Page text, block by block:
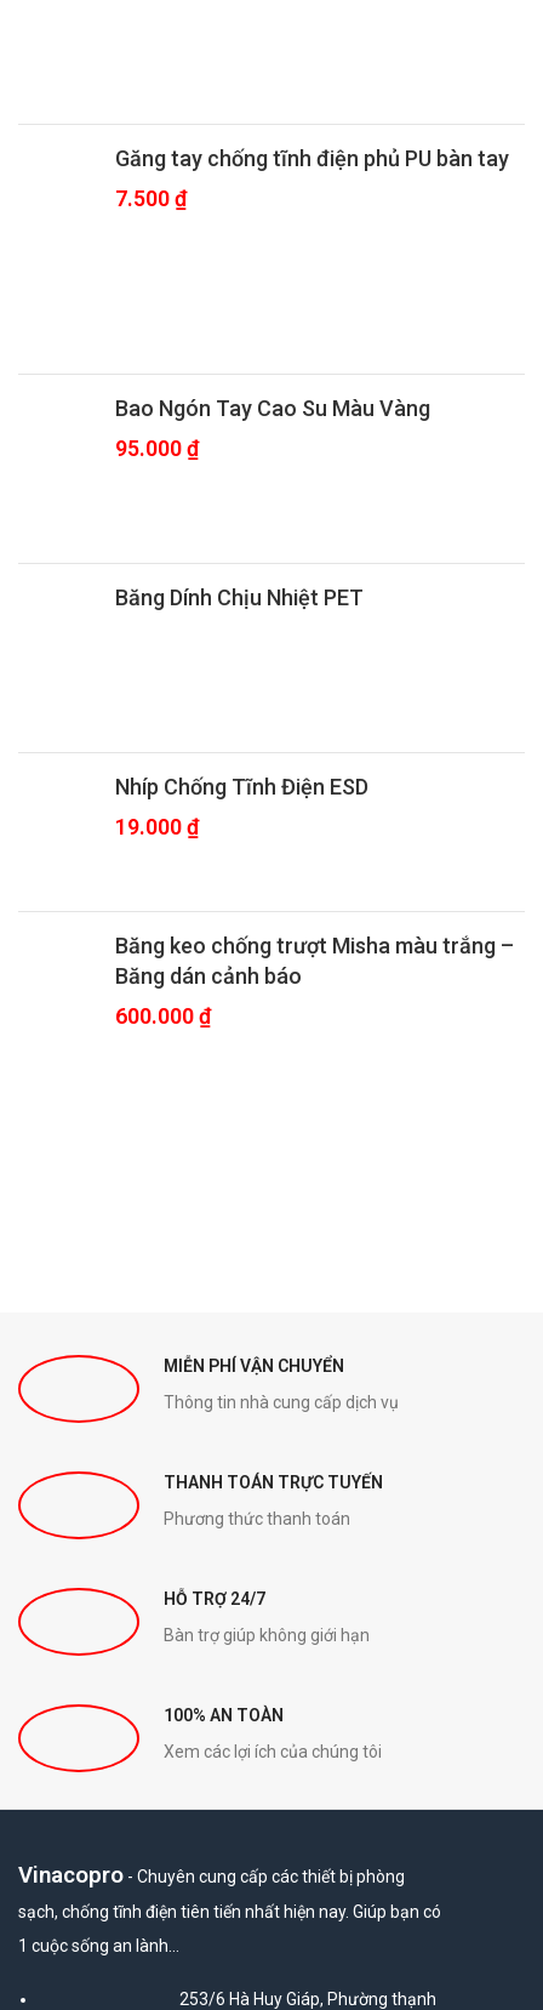
Găng tay chống tĩnh điện phủ PU bàn tay
7.500₫
Bao Ngón Tay Cao Su Màu Vàng
95.000₫
Băng Dính Chịu Nhiệt PET
Nhíp Chống Tĩnh Điện ESD
19.000₫
Băng keo chống trượt Misha màu trắng –
Băng dán cảnh báo
600.000₫
MIỄN PHÍ VẬN CHUYỂN
Thông tin nhà cung cấp dịch vụ
THANH TOÁN TRỰC TUYẾN
Phương thức thanh toán
HỖ TRỢ 24/7
Bàn trợ giúp không giới hạn
100% AN TOÀN
Xem các lợi ích của chúng tôi
Vinacopro - Chuyên cung cấp các thiết bị phòng
sạch, chống tĩnh điện tiên tiến nhất hiện nay. Giúp bạn có
1 cuộc sống an lành…
253/6 Hà Huy Giáp, Phường thạnh